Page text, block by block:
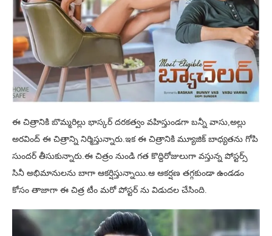
ఈ చిత్రానికి బొమ్మరిల్లు భాస్కర్ దరకత్వం వహిస్తుండగా బన్నీ వాసు,అల్లు
అరవింద్ ఈ చిత్రాన్ని నిర్మిస్తున్నారు.ఇక ఈ చిత్రానికి మ్యూజిక్ బాధ్యతను గోపి
సుందర్ తీసుకున్నారు.ఈ చిత్రం నుండి గత కొద్దిరోజులుగా వస్తున్న పోస్టర్స్
సినీ అభిమానులను బాగా ఆకర్షిస్తున్నాయి.ఆ ఆకర్షణ తగ్గకుండా ఉండడం
కోసం తాజాగా ఈ చిత్ర టీం మరో పోస్టర్ ను విడుదల చేసింది.